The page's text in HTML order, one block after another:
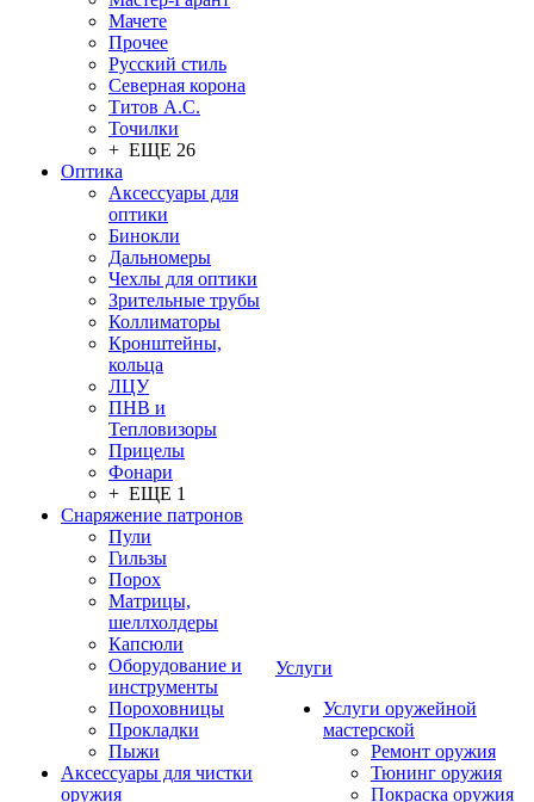
Мачете
Прочее
Русский стиль
Северная корона
Титов А.С.
Точилки
+ ЕЩЕ 26
Оптика
Аксессуары для
оптики
Бинокли
Дальномеры
Чехлы для оптики
Зрительные трубы
Коллиматоры
Кронштейны,
кольца
ЛЦУ
ПНВ и
Тепловизоры
Прицелы
Фонари
+ ЕЩЕ 1
Снаряжение патронов
Пули
Гильзы
Порох
Матрицы,
шеллхолдеры
Капсюли
Оборудование и
инструменты
Пороховницы
Прокладки
Пыжи
Аксессуары для чистки
оружия
Услуги
Услуги оружейной
мастерской
Ремонт оружия
Тюнинг оружия
Покраска оружия